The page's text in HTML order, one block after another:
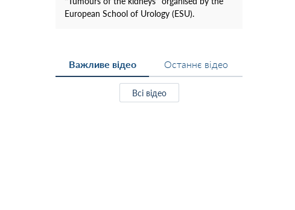
European School of Urology (ESU).
Важливе відео Останнє відео
Всі відео